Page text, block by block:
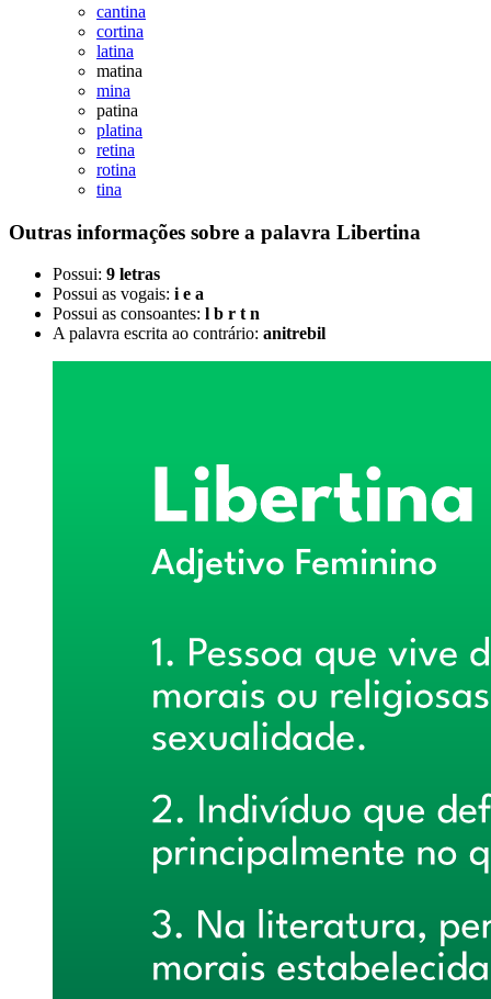
cantina
cortina
latina
matina
mina
patina
platina
retina
rotina
tina
Outras informações sobre a palavra Libertina
Possui: 9 letras
Possui as vogais: i e a
Possui as consoantes: l b r t n
A palavra escrita ao contrário: anitrebil